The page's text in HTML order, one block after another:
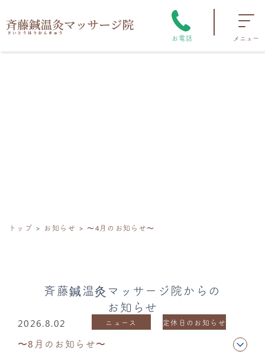
お電話 メニュー
トップ お知らせ 〜4月のお知らせ〜
斉藤鍼温灸マッサージ院からの
お知らせ
2026.8.02 ニュース 定休日のお知らせ
〜8月のお知らせ〜